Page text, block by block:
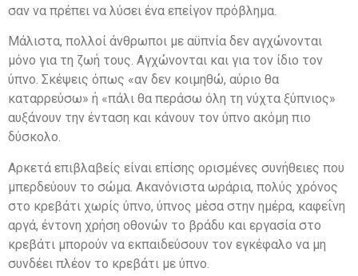
σαν να πρέπει να λύσει ένα επείγον πρόβλημα.
Μάλιστα, πολλοί άνθρωποι με αϋπνία δεν αγχώνονται
μόνο για τη ζωή τους. Αγχώνονται και για τον ίδιο τον
ύπνο. Σκέψεις όπως «αν δεν κοιμηθώ, αύριο θα
καταρρεύσω» ή «πάλι θα περάσω όλη τη νύχτα ξύπνιος»
αυξάνουν την ένταση και κάνουν τον ύπνο ακόμη πιο
δύσκολο.
Αρκετά επιβλαβείς είναι επίσης ορισμένες συνήθειες που
μπερδεύουν το σώμα. Ακανόνιστα ωράρια, πολύς χρόνος
στο κρεβάτι χωρίς ύπνο, ύπνος μέσα στην ημέρα, καφεΐνη
αργά, έντονη χρήση οθονών το βράδυ και εργασία στο
κρεβάτι μπορούν να εκπαιδεύσουν τον εγκέφαλο να μη
συνδέει πλέον το κρεβάτι με ύπνο.